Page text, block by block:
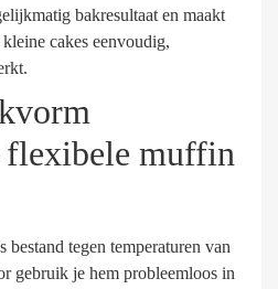
bakresultaat en maakt
cakes eenvoudig,
muffin
tegen temperaturen van
gebruik je hem probleemloos in